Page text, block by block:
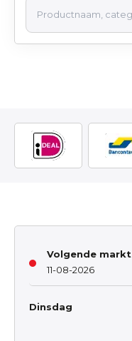
Volgende markt
11-08-2026
Dinsdag